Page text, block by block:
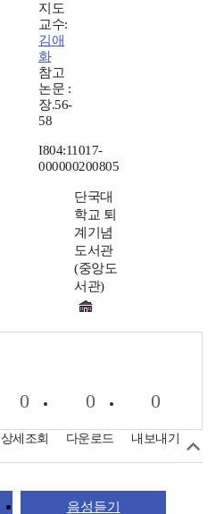
지도
교수:
김애
화
참고
논문 :
장.56-
58
I804:11017-
000000200805
단국대
학교 퇴
계기념
도서관
(중앙도
서관)
0
상세조회
0
다운로드
0
내보내기
음성듣기